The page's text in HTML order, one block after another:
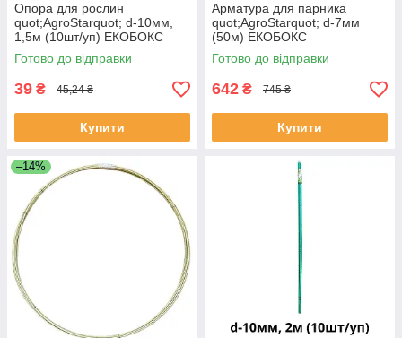
Опора для рослин
quot;AgroStarquot; d-10мм,
1,5м (10шт/уп) ЕКОБОКС
Готово до відправки
39 ₴ 45,24 ₴
Купити
Арматура для парника
quot;AgroStarquot; d-7мм
(50м) ЕКОБОКС
Готово до відправки
642 ₴ 745 ₴
Купити
–14%